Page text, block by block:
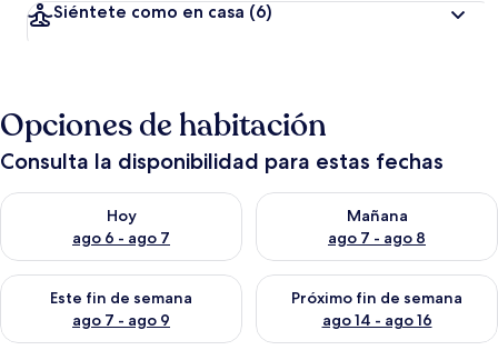
Siéntete como en casa (6)
Opciones de habitación
Consulta la disponibilidad para estas fechas
Hoy
ago 6 - ago 7
Consulta la disponibilidad para hoy ago 6 - ago 7
Mañana
ago 7 - ago 8
Consulta la disponibilidad
Este fin de semana
ago 7 - ago 9
Consulta la disponibilidad para este fin de semana ago 7 -
Próximo fin de semana
ago 14 - ago 16
Consulta la disponibilidad